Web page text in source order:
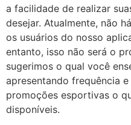
a facilidade de realizar
desejar. Atualmente, não
os usuários do nosso
entanto, isso não será o
sugerimos o qual você
apresentando frequência
promoções esportivas o
disponíveis.